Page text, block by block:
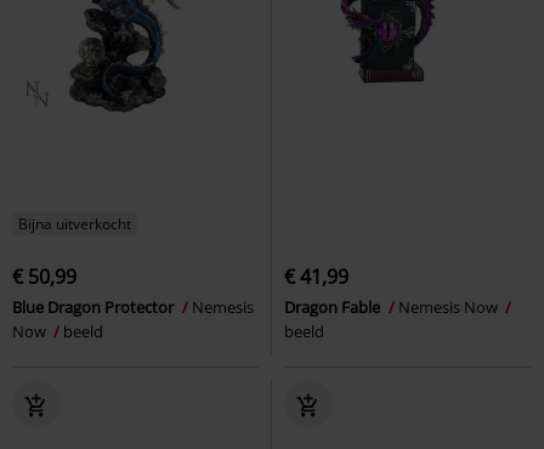
Bijna uitverkocht
€ 50,99
Blue Dragon Protector
Nemesis
Now
beeld
€ 41,99
Dragon Fable
Nemesis Now
beeld